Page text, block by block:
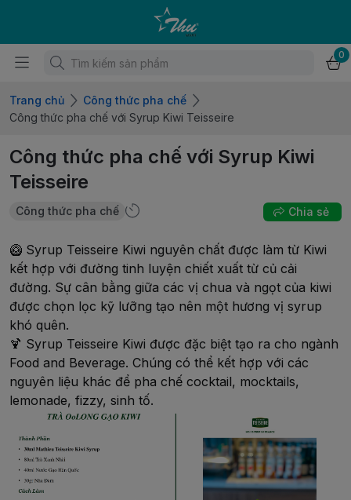
0
Trang chủ
Công thức pha chế
Công thức pha chế với Syrup Kiwi Teisseire
Công thức pha chế với Syrup Kiwi
Teisseire
Công thức pha chế Chia sẻ
🥝 Syrup Teisseire Kiwi nguyên chất được làm từ Kiwi
kết hợp với đường tinh luyện chiết xuất từ củ cải
đường. Sự cân bằng giữa các vị chua và ngọt của kiwi
được chọn lọc kỹ lưỡng tạo nên một hương vị syrup
khó quên.
🍹 Syrup Teisseire Kiwi được đặc biệt tạo ra cho ngành
Food and Beverage. Chúng có thể kết hợp với các
nguyên liệu khác để pha chế cocktail, mocktails,
lemonade, fizzy, sinh tố.